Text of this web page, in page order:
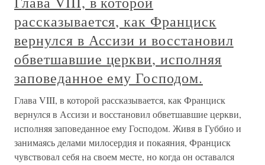
рассказывается, как Франциск
вернулся в Ассизи и восстановил
обветшавшие церкви, исполняя
заповеданное ему Господом.
Глава VIII, в которой рассказывается, как Франциск
вернулся в Ассизи и восстановил обветшавшие церкви,
исполняя заповеданное ему Господом. Живя в Губбио и
занимаясь делами милосердия и покаяния, Франциск
чувствовал себя на своем месте, но когда он оставался